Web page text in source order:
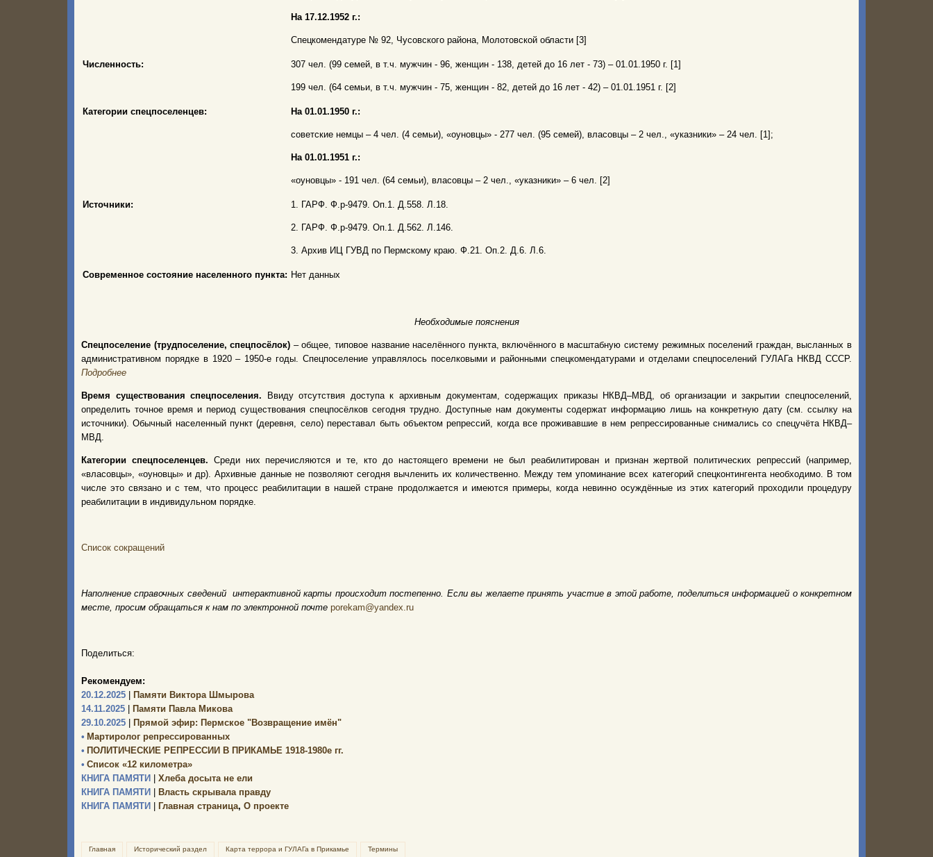
На 17.12.1952 г.:
Спецкомендатуре № 92, Чусовского района, Молотовской области [3]
Численность: 307 чел. (99 семей, в т.ч. мужчин - 96, женщин - 138, детей до 16 лет - 73) – 01.01.1950 г. [1]
199 чел. (64 семьи, в т.ч. мужчин - 75, женщин - 82, детей до 16 лет - 42) – 01.01.1951 г. [2]
Категории спецпоселенцев: На 01.01.1950 г.:
советские немцы – 4 чел. (4 семьи), «оуновцы» - 277 чел. (95 семей), власовцы – 2 чел., «указники» – 24 чел. [1];
На 01.01.1951 г.:
«оуновцы» - 191 чел. (64 семьи), власовцы – 2 чел., «указники» – 6 чел. [2]
Источники: 1. ГАРФ. Ф.р-9479. Оп.1. Д.558. Л.18.
2. ГАРФ. Ф.р-9479. Оп.1. Д.562. Л.146.
3. Архив ИЦ ГУВД по Пермскому краю. Ф.21. Оп.2. Д.6. Л.6.
Современное состояние населенного пункта: Нет данных
Необходимые пояснения
Спецпоселение (трудпоселение, спецпосёлок) – общее, типовое название населённого пункта, включённого в масштабную систему режимных поселений граждан, высланных в
административном порядке в 1920 – 1950-е годы. Спецпоселение управлялось поселковыми и районными спецкомендатурами и отделами спецпоселений ГУЛАГа НКВД СССР.
Подробнее
Время существования спецпоселения.
Ввиду отсутствия доступа к архивным документам, содержащих приказы НКВД–МВД, об организации и закрытии спецпоселений,
определить точное время и период существования спецпосёлков сегодня трудно. Доступные нам документы содержат информацию лишь на конкретную дату (см. ссылку на
источники). Обычный населенный пункт (деревня, село) переставал быть объектом репрессий, когда все проживавшие в нем репрессированные снимались со спецучёта НКВД–
МВД.
Категории спецпоселенцев. Среди них перечисляются и те, кто до настоящего времени не был реабилитирован и признан жертвой политических репрессий (например,
«власовцы», «оуновцы» и др). Архивные данные не позволяют сегодня вычленить их количественно. Между тем упоминание всех категорий спецконтингента необходимо. В том
числе это связано и с тем, что процесс реабилитации в нашей стране продолжается и имеются примеры, когда невинно осуждённые из этих категорий проходили процедуру
реабилитации в индивидульном порядке.
Список сокращений
Наполнение справочных сведений интерактивной карты происходит постепенно. Если вы желаете принять участие в этой работе, поделиться информацией о конкретном
месте, просим обращаться к нам по электронной почте porekam@yandex.ru
Поделиться:
Рекомендуем:
20.12.2025
Памяти Виктора Шмырова
14.11.2025
Памяти Павла Микова
29.10.2025
Прямой эфир: Пермское "Возвращение имён"
• Мартиролог репрессированных
• ПОЛИТИЧЕСКИЕ РЕПРЕССИИ В ПРИКАМЬЕ 1918-1980е гг.
• Список «12 километра»
КНИГА ПАМЯТИ
Хлеба досыта не ели
КНИГА ПАМЯТИ
Власть скрывала правду
КНИГА ПАМЯТИ
Главная страница, О проекте
Главная Исторический раздел Карта террора и ГУЛАГа в Прикамье Термины